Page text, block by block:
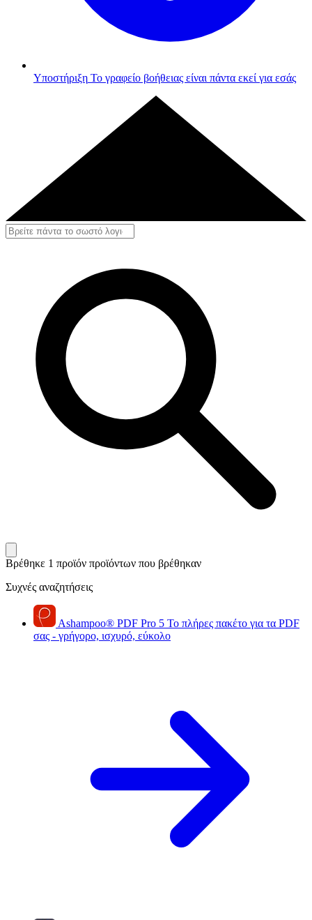
Υποστήριξη Το γραφείο βοήθειας είναι πάντα εκεί για εσάς
Βρέθηκε 1 προϊόν προϊόντων που βρέθηκαν
Συχνές αναζητήσεις
Ashampoo® PDF Pro 5 Το πλήρες πακέτο για τα PDF
σας - γρήγορο, ισχυρό, εύκολο